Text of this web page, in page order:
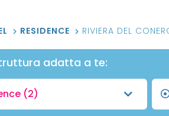
RESIDENCE RIVIERA DEL
adatta a te:
(2)